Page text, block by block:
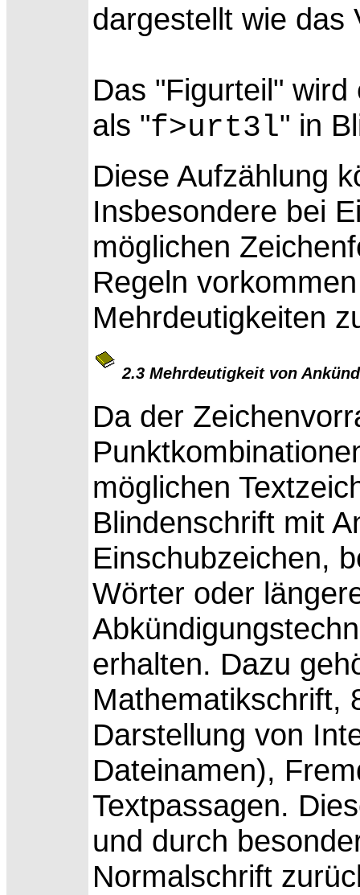
dargestellt wie das
Das "Figurteil"
als "f>urt3l" in
Diese Aufzählung
Insbesondere bei
möglichen
Regeln
Mehrdeutigkeiten
2.3 Mehrdeutigkeit von
Da der
möglichen
Blindenschrift mit
Einschubzeichen,
Wörter oder
erhalten. Dazu
Mathematikschrift,
Darstellung von
Dateinamen),
Textpassagen.
und durch
Normalschrift